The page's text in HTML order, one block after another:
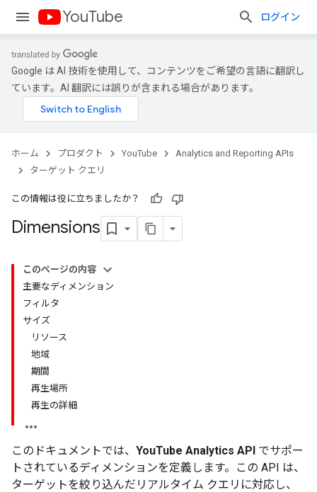
YouTube ログイン
Google は AI 技術を使用して、コンテンツをご希望の言語に翻訳し
ています。AI 翻訳には誤りが含まれる場合があります。
ホーム プロダクト YouTube
Analytics and Reporting APIs
ターゲット クエリ
この情報は役に立ちましたか？
Dimensions
このページの内容
主要なディメンション
フィルタ
サイズ
リソース
地域
期間
再生場所
再生の詳細
このドキュメントでは、 YouTube Analytics API でサポー
トされているディメンションを定義します。この API は、
ターゲットを絞り込んだリアルタイム クエリに対応し、